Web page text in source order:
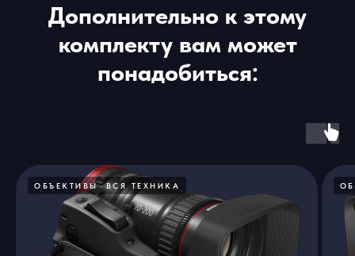
Дополнительно к этому
комплекту вам может
понадобиться:
ОБЪЕКТИВЫ ВСЯ ТЕХНИКА